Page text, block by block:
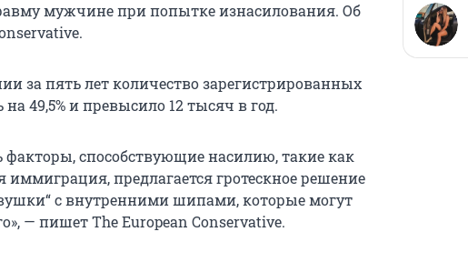
мужчине при попытке изнасилования. Об
за пять лет количество зарегистрированных
49,5% и превысило 12 тысяч в год.
факторы, способствующие насилию, такие как
предлагается гротескное решение
с внутренними шипами, которые могут
— пишет The European Conservative.